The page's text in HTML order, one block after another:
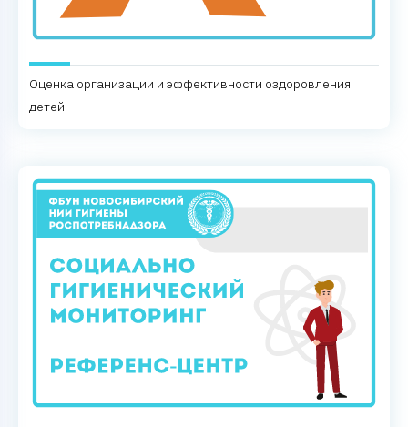
Оценка организации и эффективности оздоровления
детей